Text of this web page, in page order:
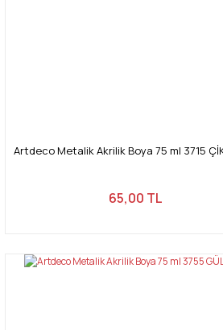
Artdeco Metalik Akrilik Boya 75 ml 3715
65,00 TL